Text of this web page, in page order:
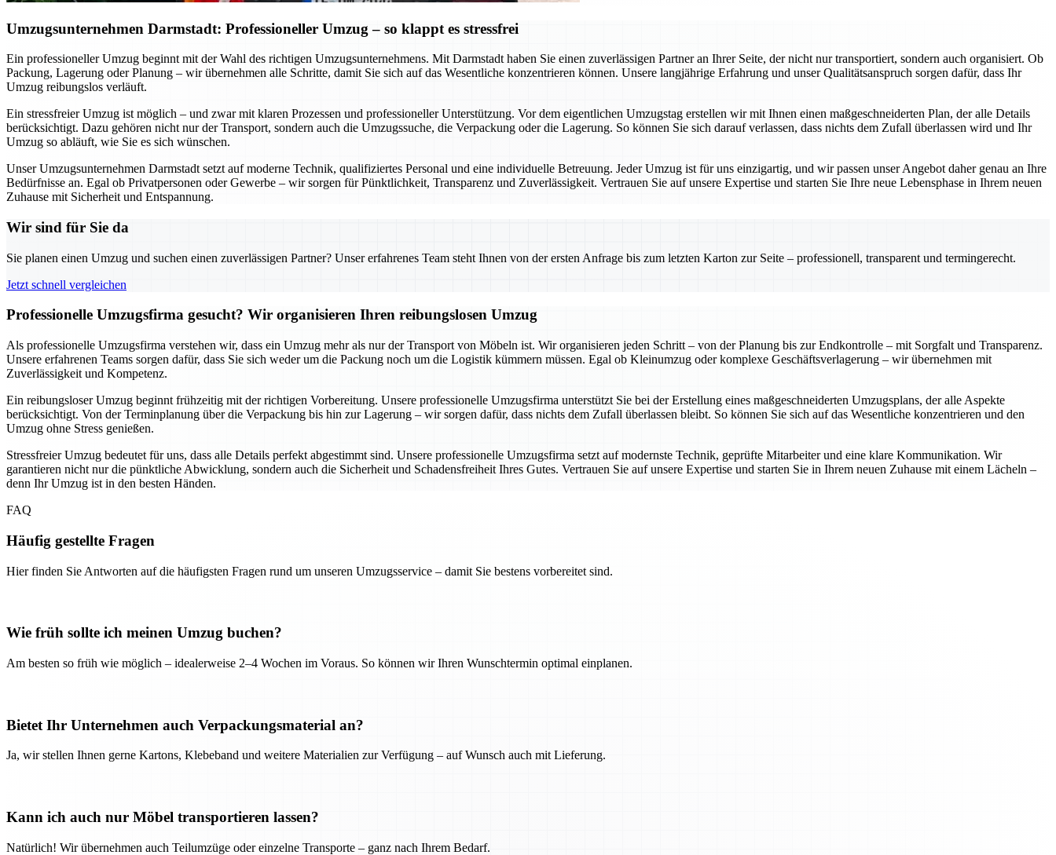
Umzugsunternehmen Darmstadt: Professioneller Umzug – so klappt es stressfrei
Ein professioneller Umzug beginnt mit der Wahl des richtigen Umzugsunternehmens. Mit Darmstadt haben Sie einen zuverlässigen Partner an Ihrer Seite, der nicht nur transportiert, sondern auch organisiert. Ob
Packung, Lagerung oder Planung – wir übernehmen alle Schritte, damit Sie sich auf das Wesentliche konzentrieren können. Unsere langjährige Erfahrung und unser Qualitätsanspruch sorgen dafür, dass Ihr
Umzug reibungslos verläuft.
Ein stressfreier Umzug ist möglich – und zwar mit klaren Prozessen und professioneller Unterstützung. Vor dem eigentlichen Umzugstag erstellen wir mit Ihnen einen maßgeschneiderten Plan, der alle Details
berücksichtigt. Dazu gehören nicht nur der Transport, sondern auch die Umzugssuche, die Verpackung oder die Lagerung. So können Sie sich darauf verlassen, dass nichts dem Zufall überlassen wird und Ihr
Umzug so abläuft, wie Sie es sich wünschen.
Unser Umzugsunternehmen Darmstadt setzt auf moderne Technik, qualifiziertes Personal und eine individuelle Betreuung. Jeder Umzug ist für uns einzigartig, und wir passen unser Angebot daher genau an Ihre
Bedürfnisse an. Egal ob Privatpersonen oder Gewerbe – wir sorgen für Pünktlichkeit, Transparenz und Zuverlässigkeit. Vertrauen Sie auf unsere Expertise und starten Sie Ihre neue Lebensphase in Ihrem neuen
Zuhause mit Sicherheit und Entspannung.
Wir sind für Sie da
Sie planen einen Umzug und suchen einen zuverlässigen Partner? Unser erfahrenes Team steht Ihnen von der ersten Anfrage bis zum letzten Karton zur Seite – professionell, transparent und termingerecht.
Jetzt schnell vergleichen
Professionelle Umzugsfirma gesucht? Wir organisieren Ihren reibungslosen Umzug
Als professionelle Umzugsfirma verstehen wir, dass ein Umzug mehr als nur der Transport von Möbeln ist. Wir organisieren jeden Schritt – von der Planung bis zur Endkontrolle – mit Sorgfalt und Transparenz.
Unsere erfahrenen Teams sorgen dafür, dass Sie sich weder um die Packung noch um die Logistik kümmern müssen. Egal ob Kleinumzug oder komplexe Geschäftsverlagerung – wir übernehmen mit
Zuverlässigkeit und Kompetenz.
Ein reibungsloser Umzug beginnt frühzeitig mit der richtigen Vorbereitung. Unsere professionelle Umzugsfirma unterstützt Sie bei der Erstellung eines maßgeschneiderten Umzugsplans, der alle Aspekte
berücksichtigt. Von der Terminplanung über die Verpackung bis hin zur Lagerung – wir sorgen dafür, dass nichts dem Zufall überlassen bleibt. So können Sie sich auf das Wesentliche konzentrieren und den
Umzug ohne Stress genießen.
Stressfreier Umzug bedeutet für uns, dass alle Details perfekt abgestimmt sind. Unsere professionelle Umzugsfirma setzt auf modernste Technik, geprüfte Mitarbeiter und eine klare Kommunikation. Wir
garantieren nicht nur die pünktliche Abwicklung, sondern auch die Sicherheit und Schadensfreiheit Ihres Gutes. Vertrauen Sie auf unsere Expertise und starten Sie in Ihrem neuen Zuhause mit einem Lächeln –
denn Ihr Umzug ist in den besten Händen.
FAQ
Häufig gestellte Fragen
Hier finden Sie Antworten auf die häufigsten Fragen rund um unseren Umzugsservice – damit Sie bestens vorbereitet sind.
Wie früh sollte ich meinen Umzug buchen?
Am besten so früh wie möglich – idealerweise 2–4 Wochen im Voraus. So können wir Ihren Wunschtermin optimal einplanen.
Bietet Ihr Unternehmen auch Verpackungsmaterial an?
Ja, wir stellen Ihnen gerne Kartons, Klebeband und weitere Materialien zur Verfügung – auf Wunsch auch mit Lieferung.
Kann ich auch nur Möbel transportieren lassen?
Natürlich! Wir übernehmen auch Teilumzüge oder einzelne Transporte – ganz nach Ihrem Bedarf.